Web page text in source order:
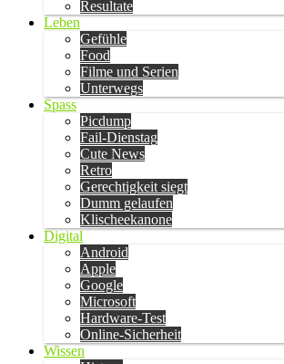
Resultate
Leben
Gefühle
Food
Filme und Serien
Unterwegs
Spass
Picdump
Fail-Dienstag
Cute News
Retro
Gerechtigkeit siegt
Dumm gelaufen
Klischeekanone
Digital
Android
Apple
Google
Microsoft
Hardware-Test
Online-Sicherheit
Wissen